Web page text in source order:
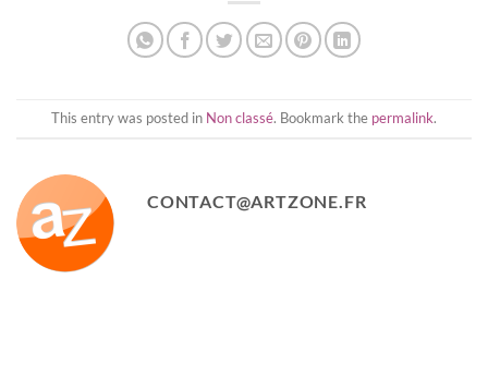
This entry was posted in Non classé. Bookmark the permalink.
CONTACT@ARTZONE.FR